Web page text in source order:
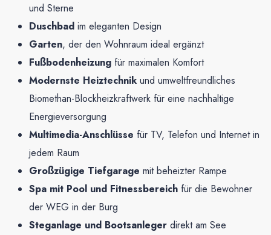
und Sterne
Duschbad im eleganten Design
Garten, der den Wohnraum ideal ergänzt
Fußbodenheizung für maximalen Komfort
Modernste Heiztechnik und umweltfreundliches
Biomethan-Blockheizkraftwerk für eine nachhaltige
Energieversorgung
Multimedia-Anschlüsse für TV, Telefon und Internet in
jedem Raum
Großzügige Tiefgarage mit beheizter Rampe
Spa mit Pool und Fitnessbereich für die Bewohner
der WEG in der Burg
Steganlage und Bootsanleger direkt am See